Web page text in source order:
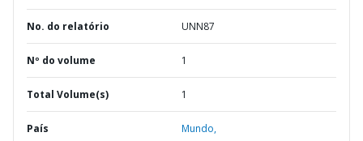
No. do relatório UNN87
Nº do volume 1
Total Volume(s) 1
País Mundo,